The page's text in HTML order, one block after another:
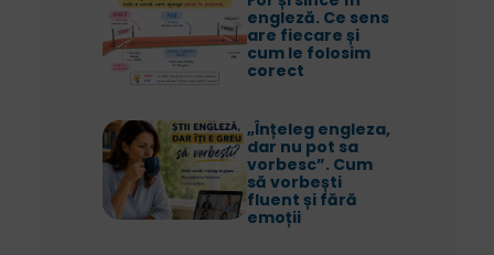
engleză. Ce sens
are fiecare și
cum le folosim
corect
„Înțeleg engleza,
dar nu pot sa
vorbesc”. Cum
să vorbești
fluent și fără
emoții